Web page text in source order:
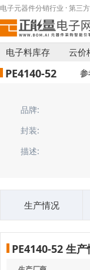
电子元器件分销行业 · 第三
电子料库存 云价
PE4140-52 参
品牌:
封装:
描述:
生产情况
PE4140-52 生